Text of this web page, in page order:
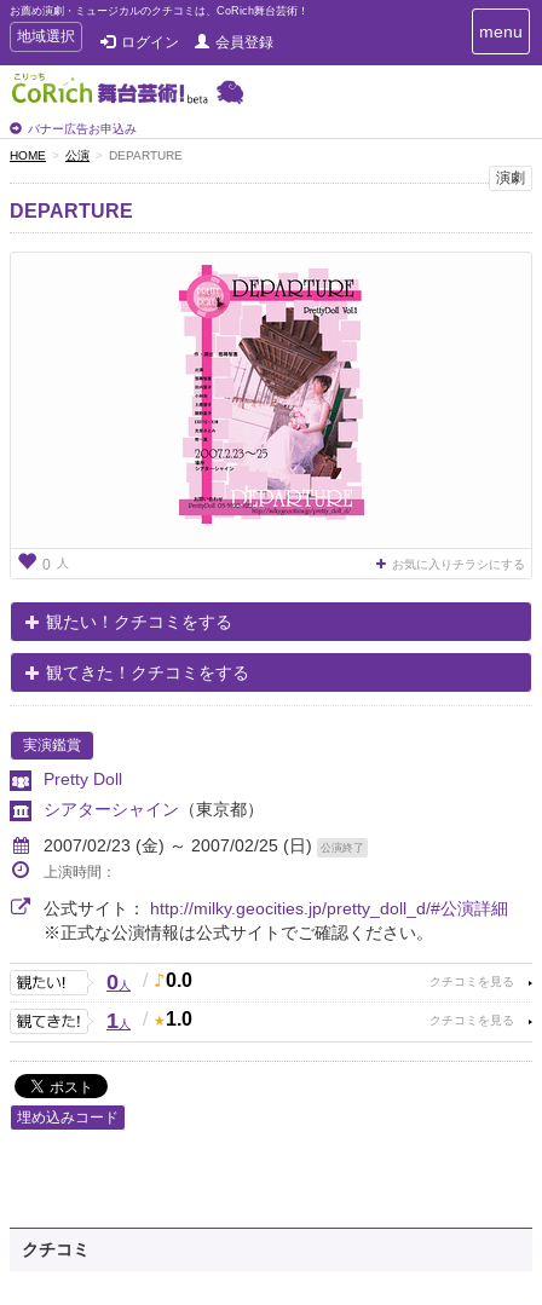
お薦め演劇・ミュージカルのクチコミは、CoRich舞台芸術！
T
o
g
g
e
n
a
v
i
地域選択 ログイン 会員登録
バナー広告お申込み
T
o
i
menu
HOME 公演 DEPARTURE
演劇
DEPARTURE
0 人 お気に入りチラシにする
観たい！クチコミをする
観てきた！クチコミをする
実演鑑賞
Pretty Doll
シアターシャイン （東京都）
2007/02/23 (金) ～ 2007/02/25 (日)
公演終了
上演時間：
公式サイト： http://milky.geocities.jp/pretty_doll_d/#公演詳細
※正式な公演情報は公式サイトでご確認ください。
0人 / 0.0
1人 / 1.0
埋め込みコード
クチコミ